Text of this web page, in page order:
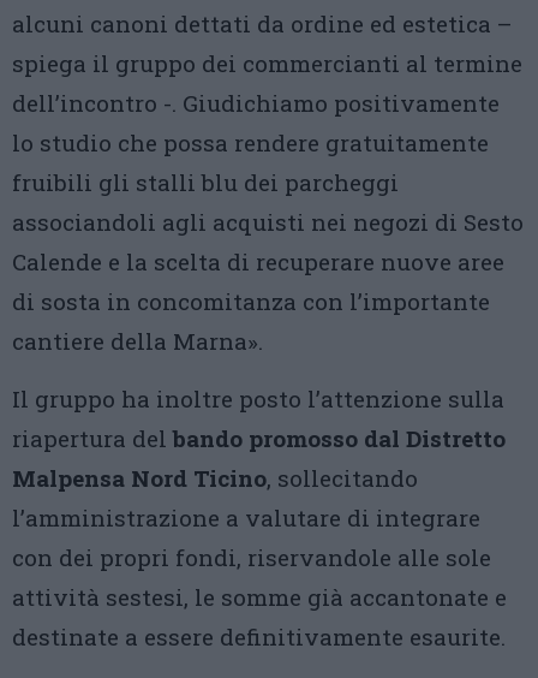
alcuni canoni dettati da ordine ed estetica –
spiega il gruppo dei commercianti al termine
dell’incontro -. Giudichiamo positivamente
lo studio che possa rendere gratuitamente
fruibili gli stalli blu dei parcheggi
associandoli agli acquisti nei negozi di Sesto
Calende e la scelta di recuperare nuove aree
di sosta in concomitanza con l’importante
cantiere della Marna».
Il gruppo ha inoltre posto l’attenzione sulla
riapertura delbando promosso dal Distretto
Malpensa Nord Ticino, sollecitando
l’amministrazione a valutare di integrare
con dei propri fondi, riservandole alle sole
attività sestesi, le somme già accantonate e
destinate a essere definitivamente esaurite.